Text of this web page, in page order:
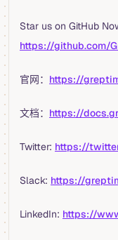
Star us on GitHub
https://github.com/
官网： https://
文档： https://
Twitter: https://
Slack: https://
LinkedIn: https://